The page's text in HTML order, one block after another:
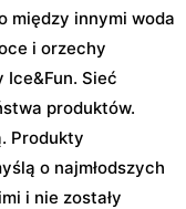
między innymi woda
i orzechy
Ice&Fun. Sieć
produktów.
Produkty
o najmłodszych
i nie zostały